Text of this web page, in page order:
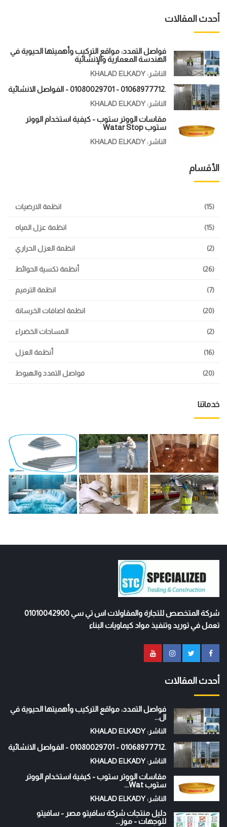
أحدث المقالات
فواصل التمدد: مواقع التركيب وأهميتها الحيوية في
الهندسة المعمارية والإنشائية
الناشر: KHALAD ELKADY
.01068977712 - 01080029701 - الفواصل الانشائية
الناشر: KHALAD ELKADY
مقاسات الووتر ستوب - كيفية استخدام الووتر
ستوب Watar Stop
الناشر: KHALAD ELKADY
الأقسام
انظمة الارضيات (15)
انظمة عزل المياه (15)
انظمة العزل الحراري (2)
أنظمة تكسية الحوائط (26)
انظمة الترميم (7)
انظمة اضافات الخرسانة (20)
المساحات الخضراء (2)
أنظمة العزل (16)
فواصل التمدد والهبوط (20)
خدماتنا
شركة المتخصص للتجارة والمقاولات اس تي سي 01010042900
تعمل في توريد وتنفيذ مواد كيماويات البناء
أحدث المقالات
فواصل التمدد: مواقع التركيب وأهميتها الحيوية في
ال...
الناشر: KHALAD ELKADY
.01068977712 - 01080029701 - الفواصل الانشائية
الناشر: KHALAD ELKADY
مقاسات الووتر ستوب - كيفية استخدام الووتر
ستوب Wat...
الناشر: KHALAD ELKADY
دليل منتجات شركة سافيتو مصر - سافيتو
للوجهات - موز...